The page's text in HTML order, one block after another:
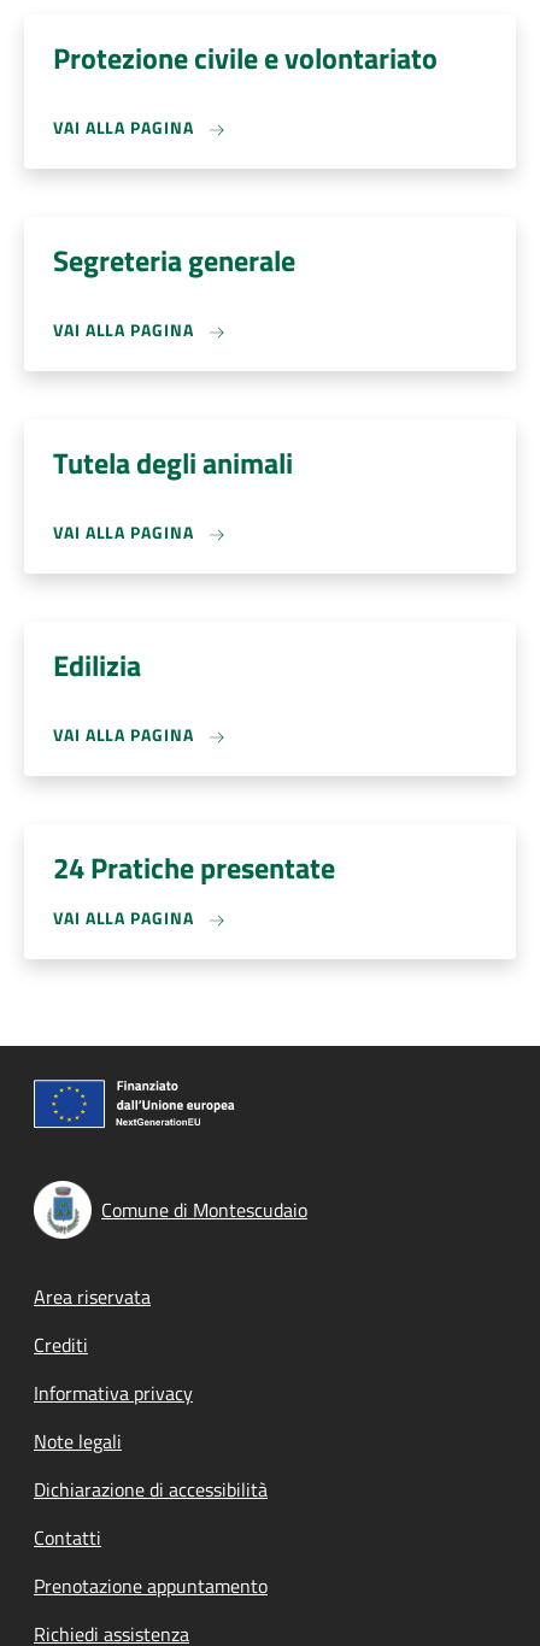
Protezione civile e volontariato
VAI ALLA PAGINA
Segreteria generale
VAI ALLA PAGINA
Tutela degli animali
VAI ALLA PAGINA
Edilizia
VAI ALLA PAGINA
24 Pratiche presentate
VAI ALLA PAGINA
Comune di Montescudaio
Footer menu
Area riservata
Crediti
Informativa privacy
Note legali
Dichiarazione di accessibilità
Contatti
Prenotazione appuntamento
Richiedi assistenza